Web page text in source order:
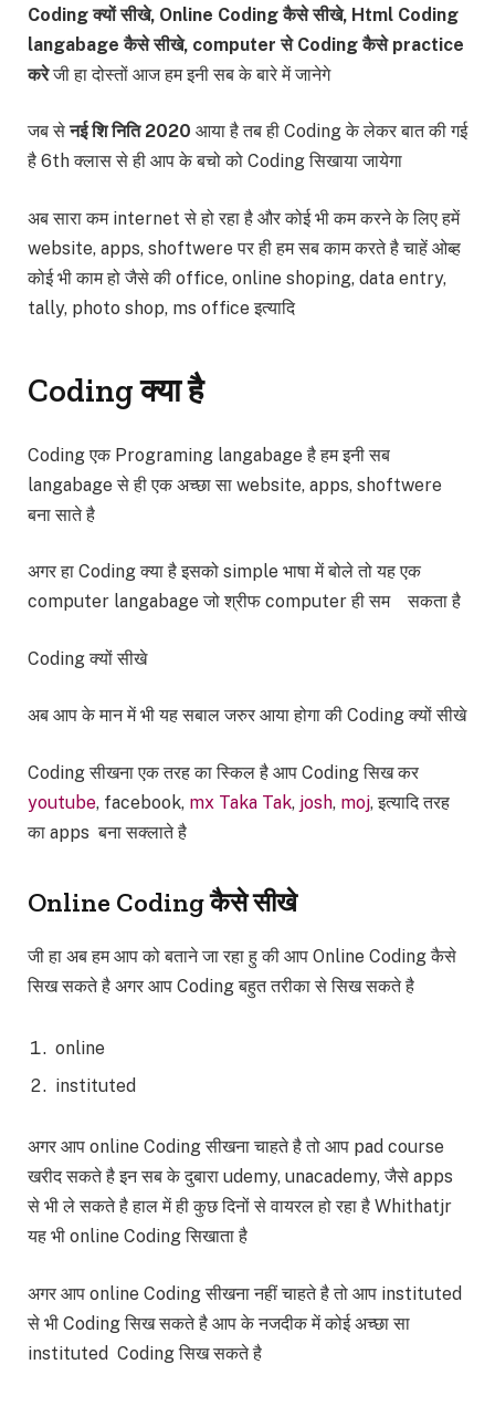
Coding क्यों सीखे, Online Coding कैसे सीखे, Html Coding
langabage कैसे सीखे, computer से Coding कैसे practice
करेजी हा दोस्तों आज हम इनी सब के बारे में जानेगे
जब सेनई शि निति 2020 आया है तब ही Coding के लेकर बात की गई
है 6th क्लास से ही आप के बचो को Coding सिखाया जायेगा
अब सारा कम internet से हो रहा है और कोई भी कम करने के लिए हमें
website, apps, shoftwere पर ही हम सब काम करते है चाहें ओब्ह
कोई भी काम हो जैसे की office, online shoping, data entry,
tally, photo shop, ms office इत्यादि
Coding क्या है
Coding एक Programing langabage है हम इनी सब
langabage से ही एक अच्छा सा website, apps, shoftwere
बना साते है
अगर हा Coding क्या है इसको simple भाषा में बोले तो यह एक
computer langabage जो श्रीफ computer ही सम सकता है
Coding क्यों सीखे
अब आप के मान में भी यह सबाल जरुर आया होगा की Coding क्यों सीखे
Coding सीखना एक तरह का स्किल है आप Coding सिख कर
youtube, facebook, mx Taka Tak, josh, moj, इत्यादि तरह
का apps बना सक्लाते है
Online Coding कैसे सीखे
जी हा अब हम आप को बताने जा रहा हु की आप Online Coding कैसे
सिख सकते है अगर आप Coding बहुत तरीका से सिख सकते है
online
instituted
अगर आप online Coding सीखना चाहते है तो आप pad course
खरीद सकते है इन सब के दुबारा udemy, unacademy, जैसे apps
से भी ले सकते है हाल में ही कुछ दिनों से वायरल हो रहा है Whithatjr
यह भी online Coding सिखाता है
अगर आप online Coding सीखना नहीं चाहते है तो आप instituted
से भी Coding सिख सकते है आप के नजदीक में कोई अच्छा सा
instituted Coding सिख सकते है